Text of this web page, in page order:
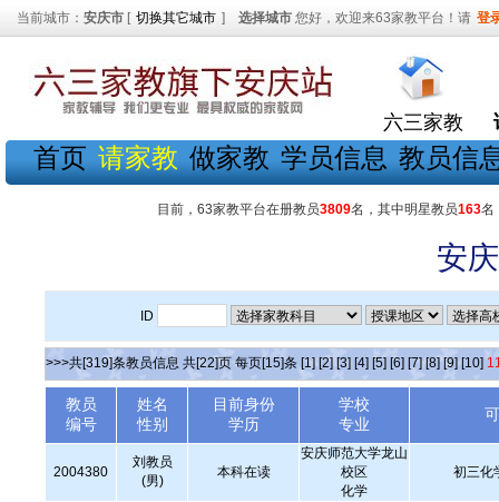
当前城市： 安庆市 [ 切换其它城市 ] 选择城市 您好，欢迎来63家教平台！请 登
六三家教
首页 请家教 做家教 学员信息 教员信
目前，63家教平台在册教员3809名，其中明星教员163名
安
ID
>>>共[319]条教员信息 共[22]页 每页[15]条 [1] [2] [3] [4] [5] [6] [7] [8] [9] [10]
教员
编号
姓名
性别
目前身份
学历
学校
专业
2004380
刘教员
(男)
本科在读
安庆师范大学龙山
校区
化学
初三化